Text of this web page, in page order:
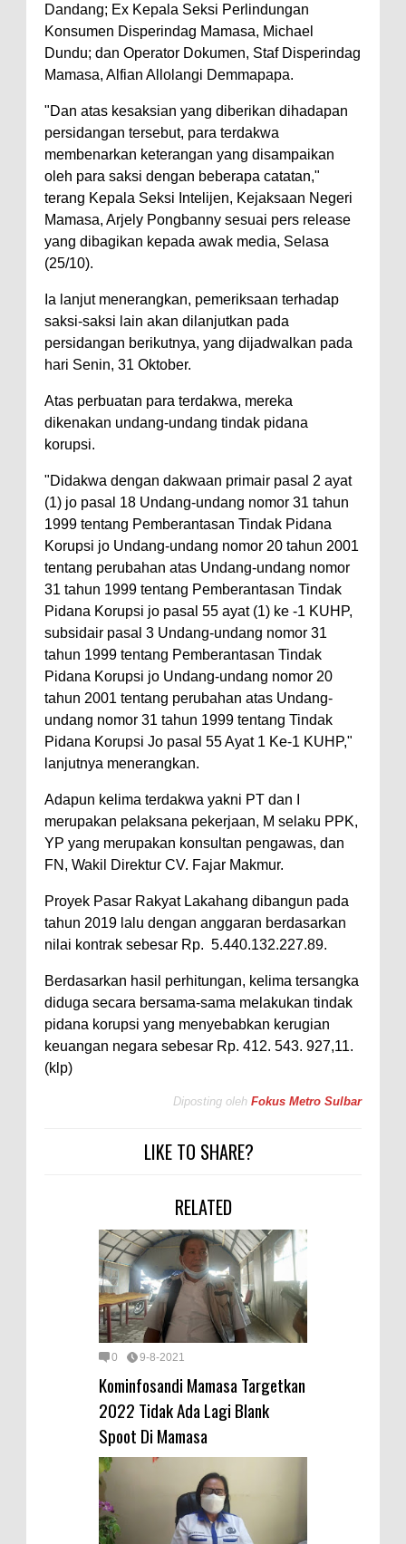
Dandang; Ex Kepala Seksi Perlindungan
Konsumen Disperindag Mamasa, Michael
Dundu; dan Operator Dokumen, Staf Disperindag
Mamasa, Alfian Allolangi Demmapapa.
"Dan atas kesaksian yang diberikan dihadapan
persidangan tersebut, para terdakwa
membenarkan keterangan yang disampaikan
oleh para saksi dengan beberapa catatan,"
terang Kepala Seksi Intelijen, Kejaksaan Negeri
Mamasa, Arjely Pongbanny sesuai pers release
yang dibagikan kepada awak media, Selasa
(25/10).
Ia lanjut menerangkan, pemeriksaan terhadap
saksi-saksi lain akan dilanjutkan pada
persidangan berikutnya, yang dijadwalkan pada
hari Senin, 31 Oktober.
Atas perbuatan para terdakwa, mereka
dikenakan undang-undang tindak pidana
korupsi.
"Didakwa dengan dakwaan primair pasal 2 ayat
(1) jo pasal 18 Undang-undang nomor 31 tahun
1999 tentang Pemberantasan Tindak Pidana
Korupsi jo Undang-undang nomor 20 tahun 2001
tentang perubahan atas Undang-undang nomor
31 tahun 1999 tentang Pemberantasan Tindak
Pidana Korupsi jo pasal 55 ayat (1) ke -1 KUHP,
subsidair pasal 3 Undang-undang nomor 31
tahun 1999 tentang Pemberantasan Tindak
Pidana Korupsi jo Undang-undang nomor 20
tahun 2001 tentang perubahan atas Undang-
undang nomor 31 tahun 1999 tentang Tindak
Pidana Korupsi Jo pasal 55 Ayat 1 Ke-1 KUHP,"
lanjutnya menerangkan.
Adapun kelima terdakwa yakni PT dan I
merupakan pelaksana pekerjaan, M selaku PPK,
YP yang merupakan konsultan pengawas, dan
FN, Wakil Direktur CV. Fajar Makmur.
Proyek Pasar Rakyat Lakahang dibangun pada
tahun 2019 lalu dengan anggaran berdasarkan
nilai kontrak sebesar Rp. 5.440.132.227.89.
Berdasarkan hasil perhitungan, kelima tersangka
diduga secara bersama-sama melakukan tindak
pidana korupsi yang menyebabkan kerugian
keuangan negara sebesar Rp. 412. 543. 927,11.
(klp)
Diposting oleh Fokus Metro Sulbar
LIKE TO SHARE?
RELATED
0 9-8-2021
Kominfosandi Mamasa Targetkan
2022 Tidak Ada Lagi Blank
Spoot Di Mamasa